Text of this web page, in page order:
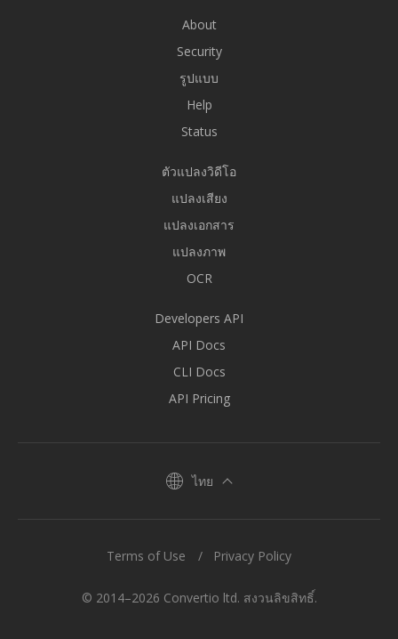
About
Security
รูปแบบ
Help
Status
ตัวแปลงวิดีโอ
แปลงเสียง
แปลงเอกสาร
แปลงภาพ
OCR
Developers API
API Docs
CLI Docs
API Pricing
ไทย
© 2014–2026 Convertio ltd. สงวนลิขสิทธิ์.
Terms of Use Privacy Policy